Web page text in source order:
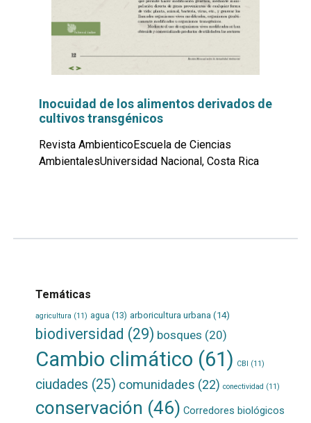
Inocuidad de los alimentos derivados de
cultivos transgénicos
Revista AmbienticoEscuela de Ciencias
AmbientalesUniversidad Nacional, Costa Rica
Temáticas
agricultura (11) agua (13) arboricultura urbana(14)
biodiversidad (29) bosques (20)
Cambio climático (61) CBI (11)
ciudades (25) comunidades (22) conectividad (11)
conservación (46) Corredores biológicos